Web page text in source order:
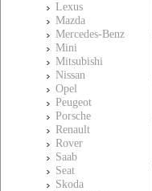
Lexus
Mazda
Mercedes-Benz
Mini
Mitsubishi
Nissan
Opel
Peugeot
Porsche
Renault
Rover
Saab
Seat
Skoda